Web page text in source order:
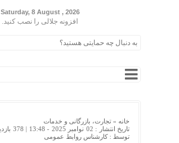
Saturday, 8 August , 2026
افزونه جلالی را نصب کنید.
خانه » تجارت، بازرگانی و خدمات
تاریخ انتشار : 02 نوامبر 2025 - 13:48 |
378 بازدید
توسط :کارشناس روابط عمومی